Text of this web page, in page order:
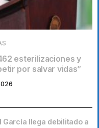
esterilizaciones y
por salvar vidas”
García llega debilitado a